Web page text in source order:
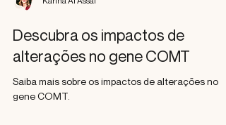
Karina Al Assal
Descubra os impactos de
alterações no gene COMT